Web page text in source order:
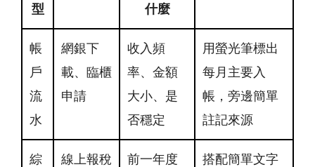
型
什麼
帳
戶
流
水
網銀下
載、臨櫃
申請
收入頻
率、金額
大小、是
否穩定
用螢光筆標出
每月主要入
帳，旁邊簡單
註記來源
綜
線上報稅
前一年度
搭配簡單文字